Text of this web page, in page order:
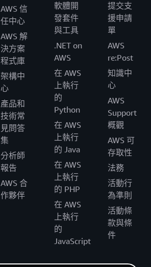
AWS 信
任中心
AWS 解
決方案
程式庫
架構中
心
產品和
技術常
見問答
集
分析師
報告
AWS 合
作夥伴
軟體開
發套件
與工具
.NET on
AWS
在 AWS
上執行
的
Python
在 AWS
上執行
的 Java
在 AWS
上執行
的 PHP
在 AWS
上執行
的
JavaScript
提交支
援申請
單
AWS
re:Post
知識中
心
AWS
Support
概觀
AWS 可
存取性
法務
活動行
為準則
活動條
款與條
件